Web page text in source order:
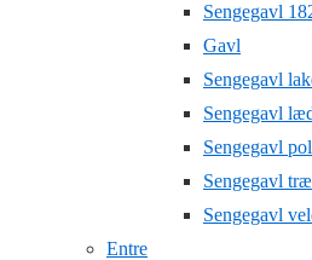
Sengegavl
Gavl
Sengegavl
Sengegavl
Sengegavl
Sengegavl træ
Sengegavl
Entre